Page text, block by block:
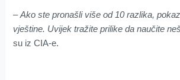
– Ako ste pronašli više od 10 razlika,
vještine. Uvijek tražite prilike da naučite
su iz CIA-e.